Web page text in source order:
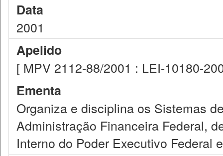
Data
2001
Apelido
[ MPV 2112-88/2001 : LEI-10180-
Ementa
Organiza e disciplina os Sistemas
Administração Financeira Federal,
Interno do Poder Executivo Federal